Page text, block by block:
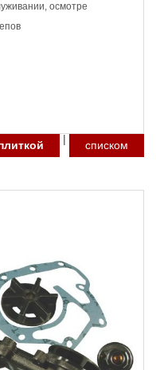
осмотре
| списком